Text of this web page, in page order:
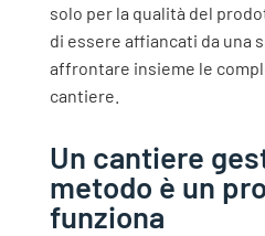
solo per la qualità del
di essere affiancati da una
affrontare insieme le
cantiere.
Un cantiere
metodo è un
funziona